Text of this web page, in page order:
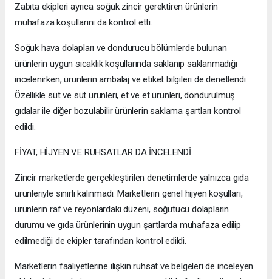
Zabıta ekipleri ayrıca soğuk zincir gerektiren ürünlerin
muhafaza koşullarını da kontrol etti.
Soğuk hava dolapları ve dondurucu bölümlerde bulunan
ürünlerin uygun sıcaklık koşullarında saklanıp saklanmadığı
incelenirken, ürünlerin ambalaj ve etiket bilgileri de denetlendi.
Özellikle süt ve süt ürünleri, et ve et ürünleri, dondurulmuş
gıdalar ile diğer bozulabilir ürünlerin saklama şartları kontrol
edildi.
FİYAT, HİJYEN VE RUHSATLAR DA İNCELENDİ
Zincir marketlerde gerçekleştirilen denetimlerde yalnızca gıda
ürünleriyle sınırlı kalınmadı. Marketlerin genel hijyen koşulları,
ürünlerin raf ve reyonlardaki düzeni, soğutucu dolapların
durumu ve gıda ürünlerinin uygun şartlarda muhafaza edilip
edilmediği de ekipler tarafından kontrol edildi.
Marketlerin faaliyetlerine ilişkin ruhsat ve belgeleri de inceleyen